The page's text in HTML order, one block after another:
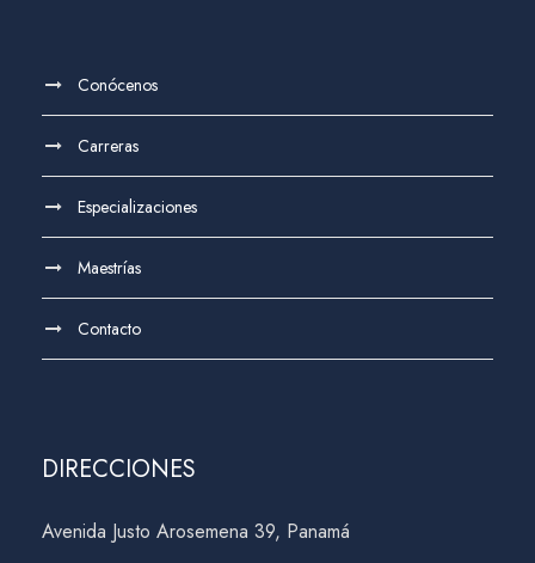
Conócenos
Carreras
Especializaciones
Maestrías
Contacto
DIRECCIONES
Avenida Justo Arosemena 39, Panamá